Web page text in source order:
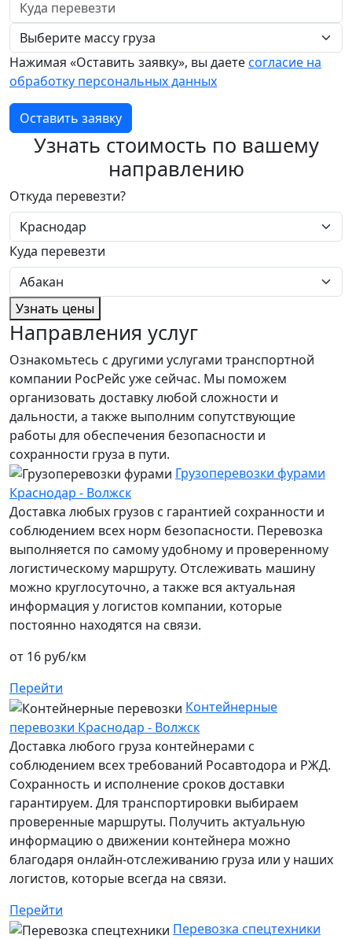
Нажимая «Оставить заявку», вы даетесогласие на
обработку персональных данных
Оставить заявку
Узнать стоимость по вашему
направлению
Откуда перевезти?
Куда перевезти
Узнать цены
Направления услуг
Ознакомьтесь с другими услугами транспортной
компании РосРейс уже сейчас. Мы поможем
организовать доставку любой сложности и
дальности, а также выполним сопутствующие
работы для обеспечения безопасности и
сохранности груза в пути.
Грузоперевозки фурами
Краснодар - Волжск
Доставка любых грузов с гарантией сохранности и
соблюдением всех норм безопасности. Перевозка
выполняется по самому удобному и проверенному
логистическому маршруту. Отслеживать машину
можно круглосуточно, а также вся актуальная
информация у логистов компании, которые
постоянно находятся на связи.
от 16 руб/км
Перейти
Контейнерные
перевозки Краснодар - Волжск
Доставка любого груза контейнерами с
соблюдением всех требований Росавтодора и РЖД.
Сохранность и исполнение сроков доставки
гарантируем. Для транспортировки выбираем
проверенные маршруты. Получить актуальную
информацию о движении контейнера можно
благодаря онлайн-отслеживанию груза или у наших
логистов, которые всегда на связи.
Перейти
Перевозка спецтехники